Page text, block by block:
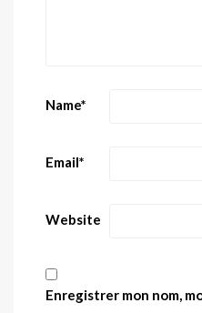
Name*
Email*
Website
Enregistrer mon nom,